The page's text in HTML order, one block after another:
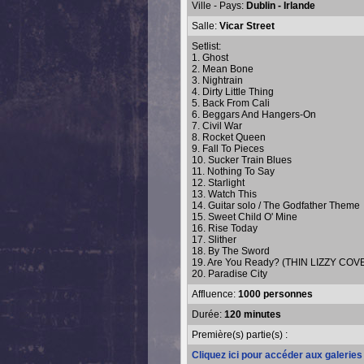
Ville - Pays: Dublin - Irlande
Salle: Vicar Street
Setlist:
1. Ghost
2. Mean Bone
3. Nightrain
4. Dirty Little Thing
5. Back From Cali
6. Beggars And Hangers-On
7. Civil War
8. Rocket Queen
9. Fall To Pieces
10. Sucker Train Blues
11. Nothing To Say
12. Starlight
13. Watch This
14. Guitar solo / The Godfather Theme
15. Sweet Child O' Mine
16. Rise Today
17. Slither
18. By The Sword
19. Are You Ready? (THIN LIZZY
20. Paradise City
Affluence: 1000 personnes
Durée: 120 minutes
Première(s) partie(s) :
Cliquez ici pour accéder aux